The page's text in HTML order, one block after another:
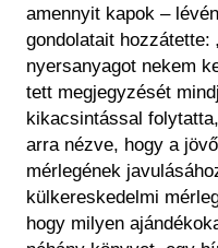
amennyit kapok –
gondolatait hozzátette:
nyersanyagot nekem
tett megjegyzését
kikacsintással
arra nézve, hogy a
mérlegének
külkereskedelmi
hogy milyen